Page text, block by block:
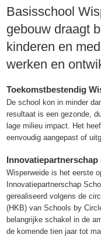
Basisschool
gebouw draagt
kinderen en
werken en
Toekomstbestendig
De school kon in minder
resultaat is een gezonde,
lage milieu impact. Het
eenvoudig aangepast of
Wisperweide is het eerste
Innovatiepartnerschap
gerealiseerd volgens de
(HKB) van Schools by
belangrijke schakel in de
de komende tien jaar tot